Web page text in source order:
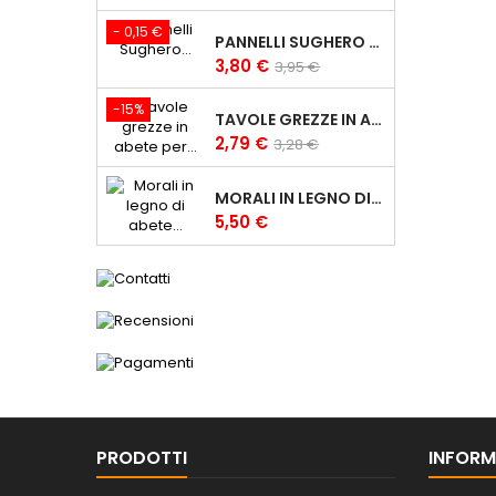
- 0,15 € PANNELLI SUGHERO SUPERCOMPRESSO DA 3 MM - 100X50CM FOGLI SUGHERO
Prezzo
3,80 € Prezzo
base
3,95 €
-15% TAVOLE GREZZE IN ABETE PER CARPENTERIA 2,5X10 CM TAVOLE IN LEGNO
Prezzo
2,79 € Prezzo
base
3,28 €
MORALI IN LEGNO DI ABETE GREZZI 6X6 CM MORALE GREZZO
Prezzo
5,50 €
PRODOTTI